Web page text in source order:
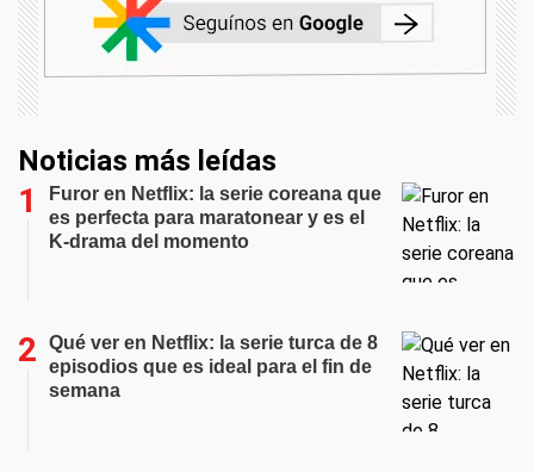
Noticias más leídas
Furor en Netflix: la serie coreana que
es perfecta para maratonear y es el
K-drama del momento
Qué ver en Netflix: la serie turca de 8
episodios que es ideal para el fin de
semana